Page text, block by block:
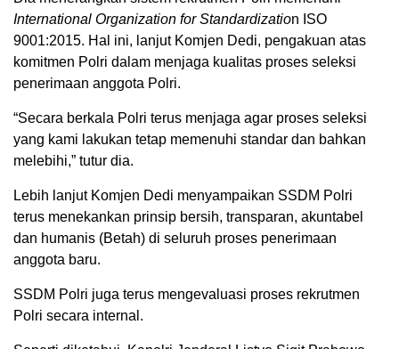
International Organization for Standardization ISO
9001:2015. Hal ini, lanjut Komjen Dedi, pengakuan atas
komitmen Polri dalam menjaga kualitas proses seleksi
penerimaan anggota Polri.
“Secara berkala Polri terus menjaga agar proses seleksi
yang kami lakukan tetap memenuhi standar dan bahkan
melebihi,” tutur dia.
Lebih lanjut Komjen Dedi menyampaikan SSDM Polri
terus menekankan prinsip bersih, transparan, akuntabel
dan humanis (Betah) di seluruh proses penerimaan
anggota baru.
SSDM Polri juga terus mengevaluasi proses rekrutmen
Polri secara internal.